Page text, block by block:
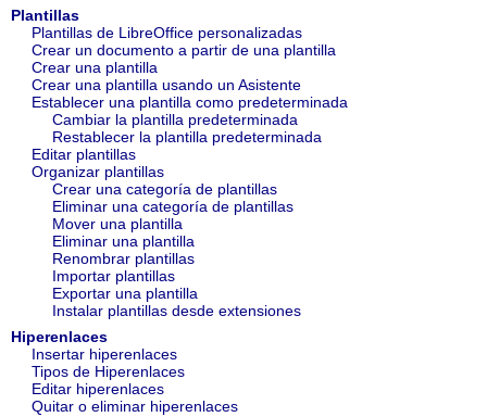
Plantillas
Plantillas de LibreOffice personalizadas
Crear un documento a partir de una plantilla
Crear una plantilla
Crear una plantilla usando un Asistente
Establecer una plantilla como predeterminada
Cambiar la plantilla predeterminada
Restablecer la plantilla predeterminada
Editar plantillas
Organizar plantillas
Crear una categoría de plantillas
Eliminar una categoría de plantillas
Mover una plantilla
Eliminar una plantilla
Renombrar plantillas
Importar plantillas
Exportar una plantilla
Instalar plantillas desde extensiones
Hiperenlaces
Insertar hiperenlaces
Tipos de Hiperenlaces
Editar hiperenlaces
Quitar o eliminar hiperenlaces